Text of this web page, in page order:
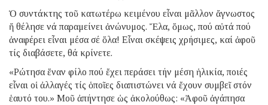
Ὁ συντάκτης τοῦ κατωτέρω κειμένου εἶναι μᾶλλον ἄγνωστος
ἤ θέλησε νά παραμείνει ἀνώνυμος. Ἔλα, ὅμως, πού αὐτά πού
ἀναφέρει εἶναι μέσα σέ ὅλα! Εἶναι σκέψεις χρήσιμες, καί ἀφοῦ
τίς διαβάσετε, θά κρίνετε.
«Ρώτησα ἕναν φίλο πού ἔχει περάσει τήν μέση ἡλικία, ποιές
εἶναι οἱ ἀλλαγές τίς ὁποῖες διαπιστώνει νά ἔχουν συμβεῖ στόν
ἑαυτό του.» Μοῦ ἀπήντησε ὡς ἀκολούθως: «Ἀφοῦ ἀγάπησα